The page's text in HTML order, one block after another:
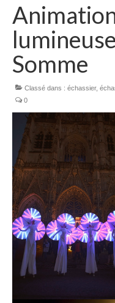
Somme
Classé dans : échassier,
0